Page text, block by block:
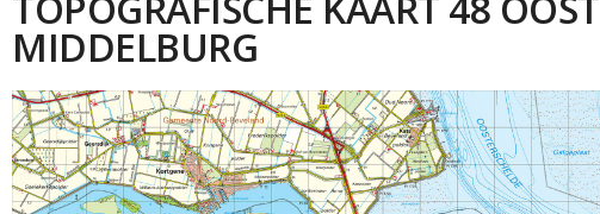
MIDDELBURG